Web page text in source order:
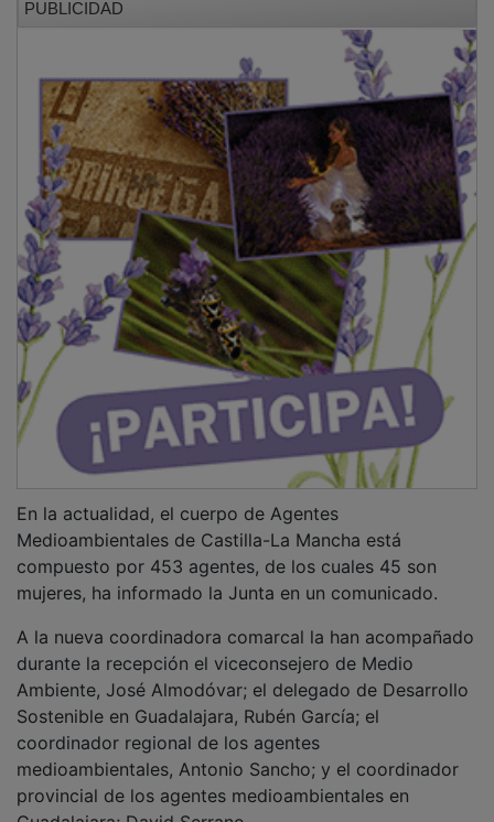
Medioambientales de Castilla-La Mancha está
compuesto por 453 agentes, de los cuales 45 son
mujeres, ha informado la Junta en un comunicado.
durante la recepción el viceconsejero de Medio
Ambiente, José Almodóvar; el delegado de Desarrollo
Sostenible en Guadalajara, Rubén García; el
coordinador regional de los agentes
medioambientales, Antonio Sancho; y el coordinador
provincial de los agentes medioambientales en
Guadalajara; David Serrano.